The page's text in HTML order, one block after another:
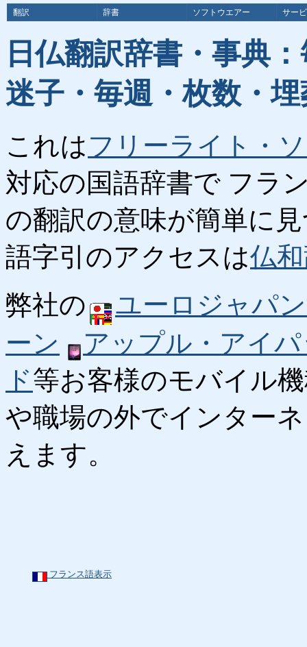
翻訳 辞書 ソフトウエアー サー
日仏翻訳辞書・事典
迷子・毎週・枚数・
これはフリーライト・
対応の国語辞書で フラ
の翻訳の意味が簡単に
語字引のアクセスは仏
弊社の
ユーロジャパ
ーン
アップル・アイ
ド等お客様のモバイル
や職場の外でインター
えます。
フランス語表示